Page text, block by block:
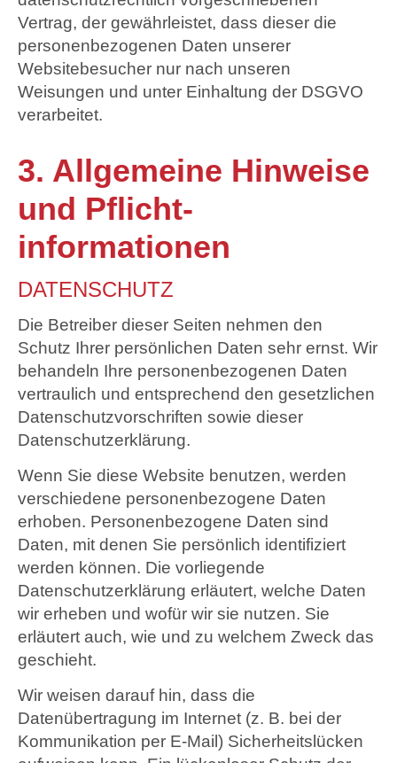
Vertrag, der gewährleistet, dass dieser die
personenbezogenen Daten unserer
Websitebesucher nur nach unseren
Weisungen und unter Einhaltung der DSGVO
verarbeitet.
3. Allgemeine Hinweise
und Pflicht­
informationen
DATENSCHUTZ
Die Betreiber dieser Seiten nehmen den
Schutz Ihrer persönlichen Daten sehr ernst. Wir
behandeln Ihre personenbezogenen Daten
vertraulich und entsprechend den gesetzlichen
Datenschutzvorschriften sowie dieser
Datenschutzerklärung.
Wenn Sie diese Website benutzen, werden
verschiedene personenbezogene Daten
erhoben. Personenbezogene Daten sind
Daten, mit denen Sie persönlich identifiziert
werden können. Die vorliegende
Datenschutzerklärung erläutert, welche Daten
wir erheben und wofür wir sie nutzen. Sie
erläutert auch, wie und zu welchem Zweck das
geschieht.
Wir weisen darauf hin, dass die
Datenübertragung im Internet (z. B. bei der
Kommunikation per E-Mail) Sicherheitslücken